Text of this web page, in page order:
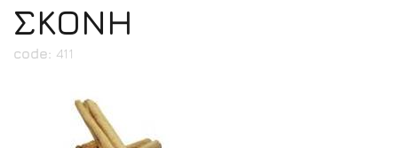
ΣΚΟΝΗ
code: 411